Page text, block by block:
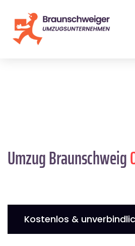
Umzug Braunschweig
Kostenlos &